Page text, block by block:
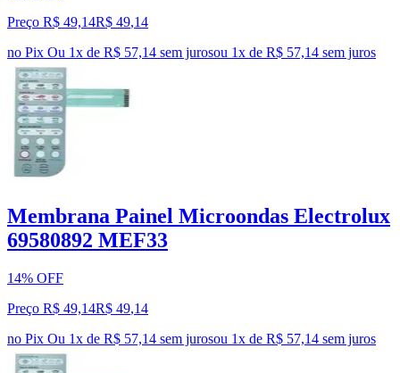
Preço R$ 49,14R$ 49,14
no Pix Ou 1x de R$ 57,14 sem jurosou 1x de R$ 57,14 sem juros
Membrana Painel Microondas Electrolux
69580892 MEF33
14% OFF
Preço R$ 49,14R$ 49,14
no Pix Ou 1x de R$ 57,14 sem jurosou 1x de R$ 57,14 sem juros